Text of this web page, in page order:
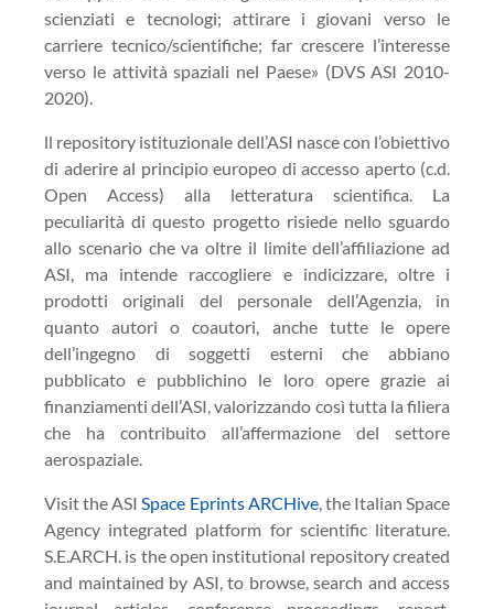
scienziati e tecnologi; attirare i giovani verso le
carriere tecnico/scientifiche; far crescere l’interesse
verso le attività spaziali nel Paese» (DVS ASI 2010-
2020).
ll repository istituzionale dell’ASI nasce con l’obiettivo
di aderire al principio europeo di accesso aperto (c.d.
Open Access) alla letteratura scientifica. La
peculiarità di questo progetto risiede nello sguardo
allo scenario che va oltre il limite dell’affiliazione ad
ASI, ma intende raccogliere e indicizzare, oltre i
prodotti originali del personale dell’Agenzia, in
quanto autori o coautori, anche tutte le opere
dell’ingegno di soggetti esterni che abbiano
pubblicato e pubblichino le loro opere grazie ai
finanziamenti dell’ASI, valorizzando così tutta la filiera
che ha contribuito all’affermazione del settore
aerospaziale.
Visit the ASISpace Eprints ARCHive, the Italian Space
Agency integrated platform for scientific literature.
S.E.ARCH. is the open institutional repository created
and maintained by ASI, to browse, search and access